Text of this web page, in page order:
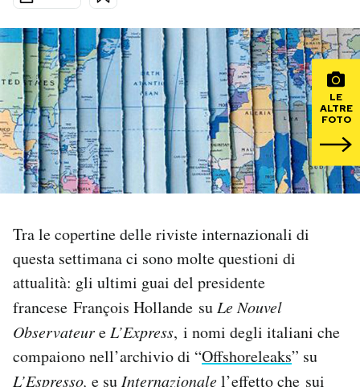
Economia
Sport
Mondiali calcio 2026
PODCAST
NEWSLETTER
SHOP
CALENDARIO
AREA PERSONALE
LE
ALTRE
FOTO
Tra le copertine delle riviste internazionali di
questa settimana ci sono molte questioni di
attualità: gli ultimi guai del presidente
francese François Hollande su Le Nouvel
Observateure L’Express, i nomi degli italiani che
compaiono nell’archivio di “Offshoreleaks” su
L’Espresso, e su Internazionalel’effetto che sui